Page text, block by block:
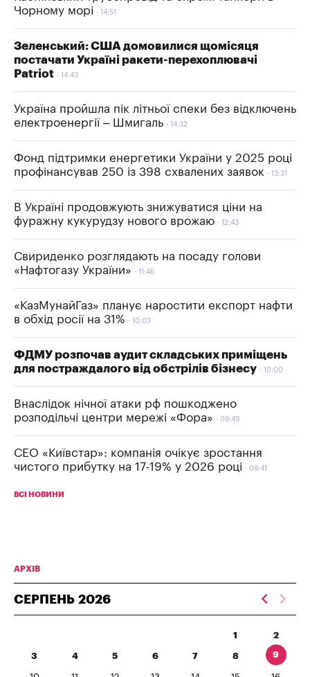
Чорному морі
14:51
Зеленський: США домовилися щомісяця
постачати Україні ракети-перехоплювачі
Patriot
14:43
Україна пройшла пік літньої спеки без відключень
електроенергії – Шмигаль
14:32
Фонд підтримки енергетики України у 2025 році
профінансував 250 із 398 схвалених заявок
13:31
В Україні продовжують знижуватися ціни на
фуражну кукурудзу нового врожаю
12:43
Свириденко розглядають на посаду голови
«Нафтогазу України»
11:46
«КазМунайГаз» планує наростити експорт нафти
в обхід росії на 31%
10:03
ФДМУ розпочав аудит складських приміщень
для постраждалого від обстрілів бізнесу
10:00
Внаслідок нічної атаки рф пошкоджено
розподільчі центри мережі «Фора»
09:49
СЕО «Київстар»: компанія очікує зростання
чистого прибутку на 17-19% у 2026 році
09:41
ВСІ НОВИНИ
АРХІВ
СЕРПЕНЬ 2026
1 2
3 4 5 6 7 8 9